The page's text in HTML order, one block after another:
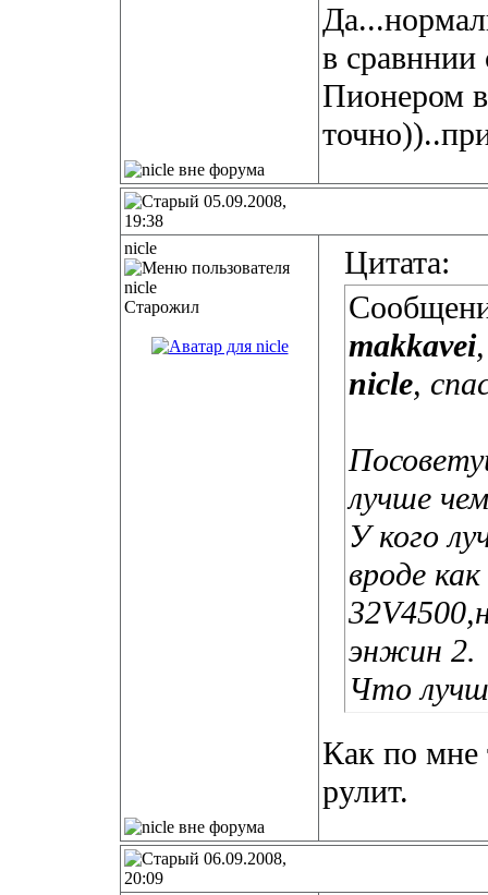
в
Пионером
05.09.2008,
19:38
nicle
Старожил
Цитата:
makkavei
nicle,
лучше
У кого
вроде
энжин 2.
Что
Как по мне
рулит.
06.09.2008,
20:09